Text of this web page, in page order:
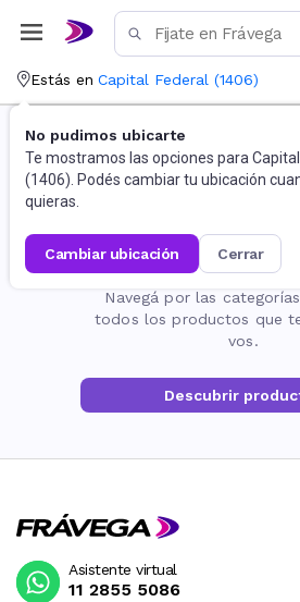
Estás en Capital Federal (1406)
No pudimos ubicarte
Te mostramos las opciones para
(1406). Podés cambiar tu ubicación
quieras.
cambiar ubicación cerrar
La página no
Navegá por las
todos los productos que
vos.
Descubrir
Asistente virtual
11 2855 5086